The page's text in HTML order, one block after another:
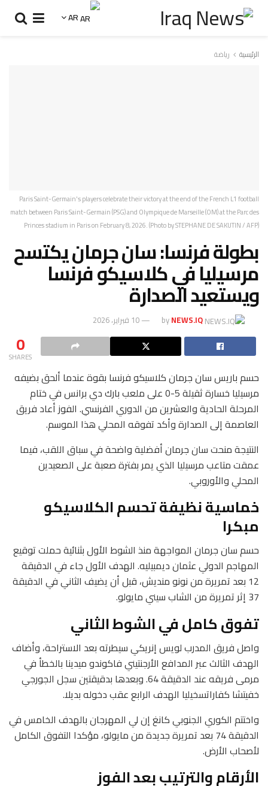
AR
الرئيسية رياضة
Paris Saint-Germain's players celebrate their victory at the end of the French L1 football
match between Paris Saint-Germain (PSG) and Olympique de Marseille (OM) at the Parc des
Princes stadium in Paris on February 8, 2026. (Photo by STEPHANE DE SAKUTIN / AFP)
بطولة فرنسا: سان جرمان يكتسح
مرسيليا في كلاسيكو فرنسا
ويستعيد الصدارة
byNEWS.IQ 10 فبراير، 2026
0
SHARES
حسم باريس سان جرمان كلاسيكو فرنسا بقوة عندما ألحق بضيفه
مرسيليا خسارة ثقيلة 5-0 على ملعب بارك دي برانس في ختام
المرحلة الحادية والعشرين من الدوري الفرنسي. الفوز أعاد فريق
العاصمة إلى الصدارة وأكد تفوقه المحلي هذا الموسم.
النتيجة منحت سان جرمان أفضلية واضحة في سباق اللقب، فيما
عمقت متاعب مرسيليا الذي يمر بفترة صعبة على الصعيدين
المحلي والأوروبي.
خماسية نظيفة تحسم الكلاسيكو
مبكرا
حسم سان جرمان المواجهة منذ الشوط الأول بثنائية حملت توقيع
المهاجم الدولي عثمان ديمبيليه. الهدف الأول جاء في الدقيقة
12 بعد تمريرة من نونو منديش، قبل أن يضيف الثاني في الدقيقة
37 إثر تمريرة من الشاب سيني مايولو.
تفوق كامل في الشوط الثاني
واصل فريق المدرب لويس إنريكي سيطرته بعد الاستراحة، وأضاف
الهدف الثالث عبر المدافع الأرجنتيني فاكوندو ميدينا بالخطأ في
مرمى فريقه عند الدقيقة 64. وبعدها بدقيقتين سجل الجورجي
خفيتشا كفاراتسخيليا الهدف الرابع عقب دخوله بديلا.
واختتم الكوري الجنوبي كانغ إن لي المهرجان بالهدف الخامس في
الدقيقة 74 بعد تمريرة جديدة من مايولو، مؤكدا التفوق الكامل
لأصحاب الأرض.
الأرقام والترتيب بعد الفوز